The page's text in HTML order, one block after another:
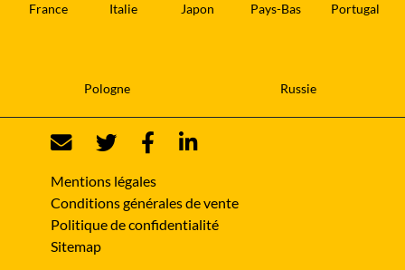
France Italie Japon Pays-Bas Portugal
Pologne Russie
Mentions légales
Conditions générales de vente
Politique de confidentialité
Sitemap